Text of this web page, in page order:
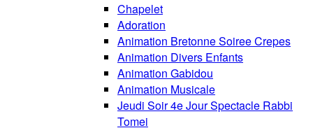
Chapelet
Adoration
Animation Bretonne Soiree Crepes
Animation Divers Enfants
Animation Gabidou
Animation Musicale
Jeudi Soir 4e Jour Spectacle Rabbi
Tomei